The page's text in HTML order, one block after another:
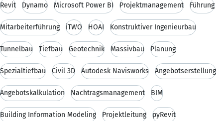
Revit Dynamo Microsoft Power BI Projektmanagement Führung
Mitarbeiterführung iTWO HOAI Konstruktiver Ingenieurbau
Tunnelbau Tiefbau Geotechnik Massivbau Planung
Spezialtiefbau Civil 3D Autodesk Navisworks Angebotserstellung
Angebotskalkulation Nachtragsmanagement BIM
Building Information Modeling Projektleitung pyRevit